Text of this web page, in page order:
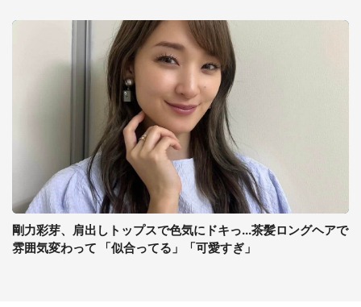
剛力彩芽、肩出しトップスで色気にドキっ...茶髪ロングヘアで
雰囲気変わって 「似合ってる」「可愛すぎ」